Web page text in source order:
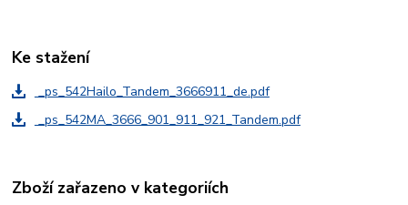
Ke stažení
_ps_542Hailo_Tandem_3666911_de.pdf
_ps_542MA_3666_901_911_921_Tandem.pdf
Zboží zařazeno v kategoriích